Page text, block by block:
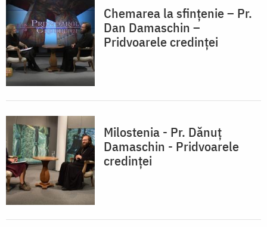
Chemarea la sfințenie – Pr.
Dan Damaschin –
Pridvoarele credinței
Milostenia - Pr. Dănuț
Damaschin - Pridvoarele
credinței